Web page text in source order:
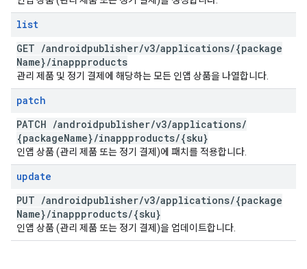
list
GET /androidpublisher/v3/applications/{package
Name}/inappproducts
관리 제품 및 정기 결제에 해당하는 모든 인앱 상품을 나열합니다.
patch
PATCH /androidpublisher/v3/applications/
{packageName}/inappproducts/{sku}
인앱 상품 (관리 제품 또는 정기 결제)에 패치를 적용합니다.
update
PUT /androidpublisher/v3/applications/{package
Name}/inappproducts/{sku}
인앱 상품 (관리 제품 또는 정기 결제)을 업데이트합니다.